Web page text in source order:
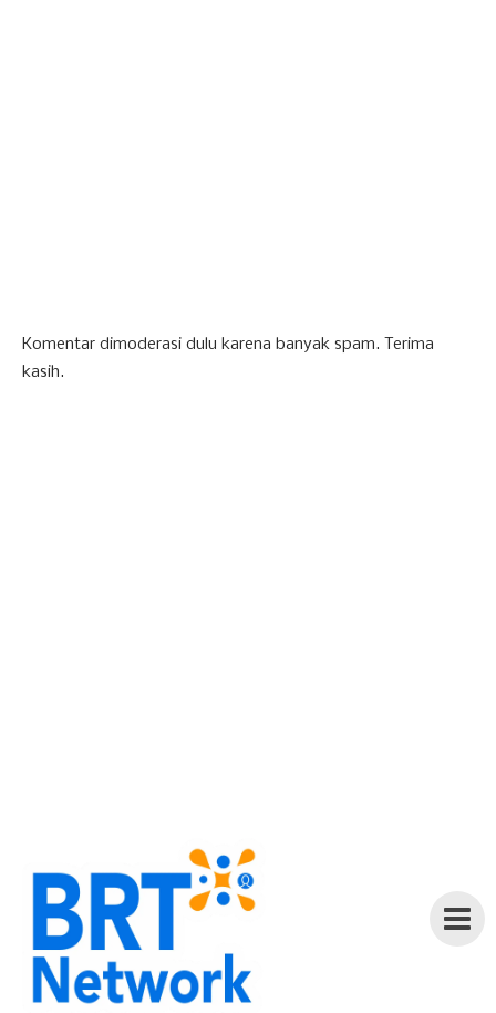
Komentar dimoderasi dulu karena banyak spam. Terima
kasih.